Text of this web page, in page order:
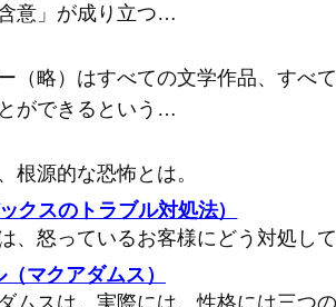
意」が成り立つ…
（略）はすべての文学作品、すべ
ができるという…
根源的な恐怖とは。
クスのトラブル対処法）
、怒っているお客様にどう対処して
マクアダムス）